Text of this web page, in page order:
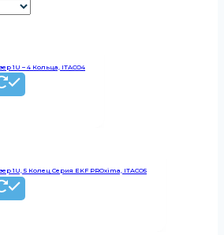
1U – 4 Кольца, ITACO4
1U, 5 Колец Серия EKF PROxima, ITACO5